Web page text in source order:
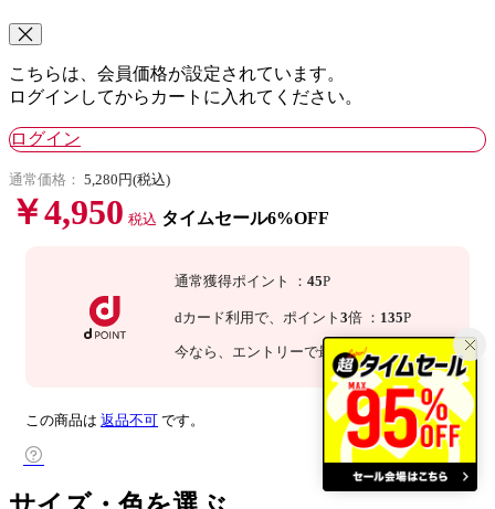
こちらは、会員価格が設定されています。
ログインしてからカートに入れてください。
ログイン
通常価格： 5,280円(税込)
￥4,950 税込 タイムセール6%OFF
通常獲得ポイント ： 45P
dカード利用で、 ポイント 3倍 ： 135P
今なら 、エントリーで最大 倍！ 詳細
この商品は 返品不可 です。